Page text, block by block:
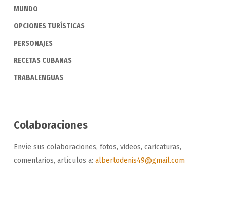
MUNDO
OPCIONES TURÍSTICAS
PERSONAJES
RECETAS CUBANAS
TRABALENGUAS
Colaboraciones
Envíe sus colaboraciones, fotos, videos, caricaturas,
comentarios, artículos a: albertodenis49@gmail.com